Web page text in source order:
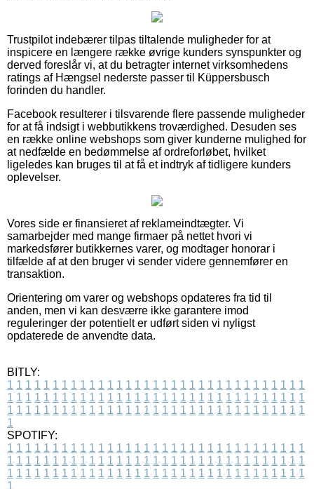
Trustpilot indebærer tilpas tiltalende muligheder for at
inspicere en længere række øvrige kunders synspunkter og
derved foreslår vi, at du betragter internet virksomhedens
ratings af Hængsel nederste passer til Küppersbusch
forinden du handler.
Facebook resulterer i tilsvarende flere passende muligheder
for at få indsigt i webbutikkens troværdighed. Desuden ses
en række online webshops som giver kunderne mulighed for
at nedfælde en bedømmelse af ordreforløbet, hvilket
ligeledes kan bruges til at få et indtryk af tidligere kunders
oplevelser.
Vores side er finansieret af reklameindtægter. Vi
samarbejder med mange firmaer på nettet hvori vi
markedsfører butikkernes varer, og modtager honorar i
tilfælde af at den bruger vi sender videre gennemfører en
transaktion.
Orientering om varer og webshops opdateres fra tid til
anden, men vi kan desværre ikke garantere imod
reguleringer der potentielt er udført siden vi nyligst
opdaterede de anvendte data.
BITLY:
1 1 1 1 1 1 1 1 1 1 1 1 1 1 1 1 1 1 1 1 1 1 1 1 1 1 1 1 1 1 1 1 1
1 1 1 1 1 1 1 1 1 1 1 1 1 1 1 1 1 1 1 1 1 1 1 1 1 1 1 1 1 1 1 1 1
1 1 1 1 1 1 1 1 1 1 1 1 1 1 1 1 1 1 1 1 1 1 1 1 1 1 1 1 1 1 1 1 1
1
SPOTIFY:
1 1 1 1 1 1 1 1 1 1 1 1 1 1 1 1 1 1 1 1 1 1 1 1 1 1 1 1 1 1 1 1 1
1 1 1 1 1 1 1 1 1 1 1 1 1 1 1 1 1 1 1 1 1 1 1 1 1 1 1 1 1 1 1 1 1
1 1 1 1 1 1 1 1 1 1 1 1 1 1 1 1 1 1 1 1 1 1 1 1 1 1 1 1 1 1 1 1 1
1